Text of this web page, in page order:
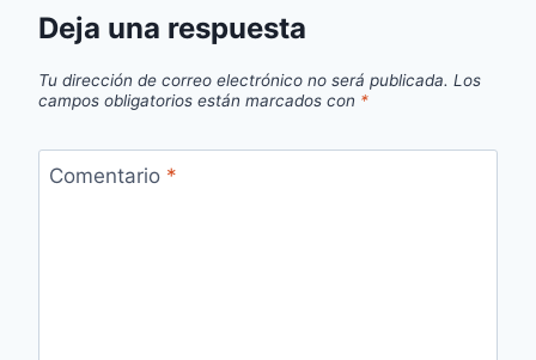
Deja una respuesta
Tu dirección de correo electrónico no será publicada. Los
campos obligatorios están marcados con *
Comentario *